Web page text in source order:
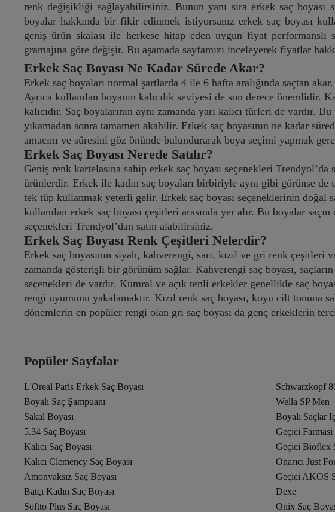
renk değişikliği sağlayabilirsiniz. Bunun yanı sıra erkek saç
boyalar hakkında bir fikir edinmek istiyorsanız erkek saç boyası
geniş ürün skalası ile herkese hitap eden uygun fiyat performanslı
gramajına göre değişir. Bu aşamada sayfamızı inceleyerek fiyatlar
Erkek Saç Boyası Ne Kadar Sürede Akar?
Erkek saç boyaları normal şartlarda 4 ile 6 hafta aralığında saçtan
Ayrıca kullanılan boyanın kalıcılık seviyesi de son derece
kalıcıdır. Saç boyalarının aynı zamanda yarı kalıcı türleri de vardır.
yıkamadan sonra tamamen akabilir. Erkek saç boyasının ne kadar
amacını ve süresini göz önünde bulundurarak boya seçimi yapmak
Erkek Saç Boyası Nerede Satılır?
Geniş renk kartelasına sahip erkek saç boyası seçenekleri
ürünlerdir. Erkek ile kadın saç boyaları birbiriyle aynı gibi görünse de
tek tüp kullanmak yeterli gelir. Erkek saç boyası seçeneklerinin doğal
kullanılan erkek saç boyası çeşitleri arasında yer alır. Bu boyalar
seçenekleri Trendyol’dan satın alabilirsiniz.
Erkek Saç Boyası Renk Çeşitleri Nelerdir?
Erkek saç boyasının siyah, kahverengi, sarı, kızıl ve gri renk
zamanda gösterişli bir görünüm sağlar. Kahverengi saç boyası,
seçenekleri de vardır. Kumral ve açık tenli erkekler genellikle saç
rengi uyumunu yakalamaktır. Kızıl renk saç boyası, koyu cilt tonuna
dönemlerin en popüler rengi olan gri saç boyası da genç erkeklerin
Popüler Sayfalar
L'Oreal Paris Erkek Saç Boyası Schwarzkopf
Boyalı Saç Şampuanı
Wella SP Men
Sakal Boyası
Boyalı Saçlar
5.34 Saç Boyası
Geçici Farmasi
Kalıcı Saç Boyası
Geçici Bioflex
Kalıcı Clemency Saç Boyası
Onarıcı Just
Amonyaksız Saç Boyası
Geçici AKOS
Batçı Kadın Saç Boyası
Dexe
Softto Plus Saç Boyası
Onix Saç